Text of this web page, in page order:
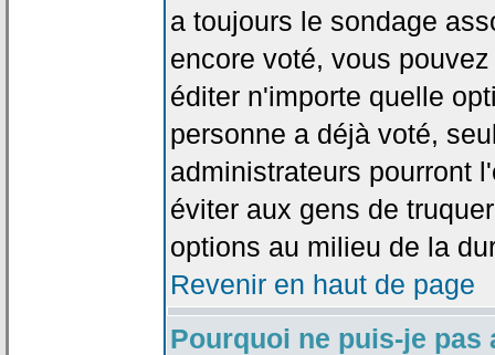
a toujours le sondage
encore voté, vous
éditer n'importe quelle
personne a déjà voté,
administrateurs pourront
éviter aux gens de
options au milieu de la
Revenir en haut de page
Pourquoi ne puis-je pas